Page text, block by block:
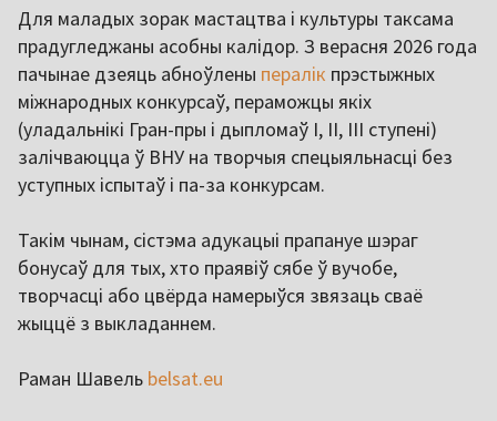
Для маладых зорак мастацтва і культуры таксама
прадугледжаны асобны калідор. З верасня 2026 года
пачынае дзеяць абноўлены пералік прэстыжных
міжнародных конкурсаў, пераможцы якіх
(уладальнікі Гран-пры і дыпломаў I, II, III ступені)
залічваюцца ў ВНУ на творчыя спецыяльнасці без
уступных іспытаў і па-за конкурсам.
Такім чынам, сістэма адукацыі прапануе шэраг
бонусаў для тых, хто праявіў сябе ў вучобе,
творчасці або цвёрда намерыўся звязаць сваё
жыццё з выкладаннем.
Раман Шавель belsat.eu